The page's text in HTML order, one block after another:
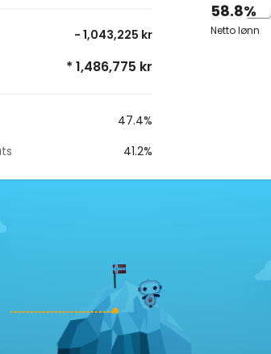
- 1,043,225 kr
* 1,486,775 kr
47.4%
41.2%
58.8%
Netto lønn